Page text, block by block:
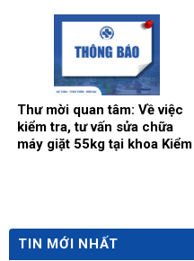
hoạt động của Nhà thuốc
Bệnh viện bổ sung năm
Thư mời quan tâm: Về việc
kiểm tra, tư vấn sửa chữa
máy giặt 55kg tại khoa Kiểm
TIN MỚI NHẤT